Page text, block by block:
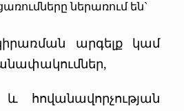
ներառում են`
արգելք կամ
հովանավորչության